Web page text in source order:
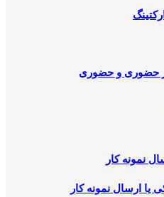
حضوری و حضوری
نمونه کار
یا ارسال نمونه کار